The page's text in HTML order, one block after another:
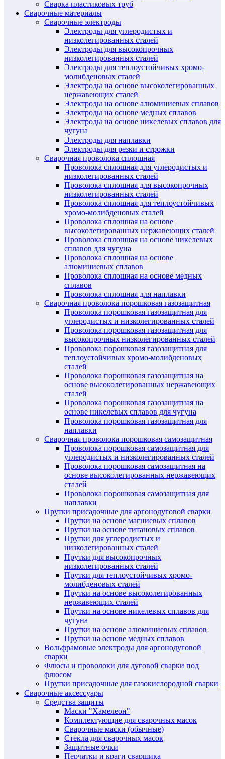
Сварка пластиковых труб
Сварочные материалы
Сварочные электроды
Электроды для углеродистых и
низколегированных сталей
Электроды для высокопрочных
низколегированных сталей
Электроды для теплоустойчивых хромо-
молибденовых сталей
Электроды на основе высоколегированных
нержавеющих сталей
Электроды на основе алюминиевых сплавов
Электроды на основе медных сплавов
Электроды на основе никелевых сплавов для
чугуна
Электроды для наплавки
Электроды для резки и строжки
Сварочная проволока сплошная
Проволока сплошная для углеродистых и
низколегированных сталей
Проволока сплошная для высокопрочных
низколегированных сталей
Проволока сплошная для теплоустойчивых
хромо-молибденовых сталей
Проволока сплошная на основе
высоколегированных нержавеющих сталей
Проволока сплошная на основе никелевых
сплавов для чугуна
Проволока сплошная на основе
алюминиевых сплавов
Проволока сплошная на основе медных
сплавов
Проволока сплошная для наплавки
Сварочная проволока порошковая газозащитная
Проволока порошковая газозащитная для
углеродистых и низколегированных сталей
Проволока порошковая газозащитная для
высокопрочных низколегированных сталей
Проволока порошковая газозащитная для
теплоустойчивых хромо-молибденовых
сталей
Проволока порошковая газозащитная на
основе высоколегированных нержавеющих
сталей
Проволока порошковая газозащитная на
основе никелевых сплавов для чугуна
Проволока порошковая газозащитная для
наплавки
Сварочная проволока порошковая самозащитная
Проволока порошковая самозащитная для
углеродистых и низколегированных сталей
Проволока порошковая самозащитная на
основе высоколегированных нержавеющих
сталей
Проволока порошковая самозащитная для
наплавки
Прутки присадочные для аргонодуговой сварки
Прутки на основе магниевых сплавов
Прутки на основе титановых сплавов
Прутки для углеродистых и
низколегированных сталей
Прутки для высокопрочных
низколегированных сталей
Прутки для теплоустойчивых хромо-
молибденовых сталей
Прутки на основе высоколегированных
нержавеющих сталей
Прутки на основе никелевых сплавов для
чугуна
Прутки на основе алюминиевых сплавов
Прутки на основе медных сплавов
Вольфрамовые электроды для аргонодуговой
сварки
Флюсы и проволоки для дуговой сварки под
флюсом
Прутки присадочные для газокислородной сварки
Сварочные аксессуары
Средства защиты
Маски "Хамелеон"
Комплектующие для сварочных масок
Сварочные маски (обычные)
Стекла для сварочных масок
Защитные очки
Перчатки и краги сварщика